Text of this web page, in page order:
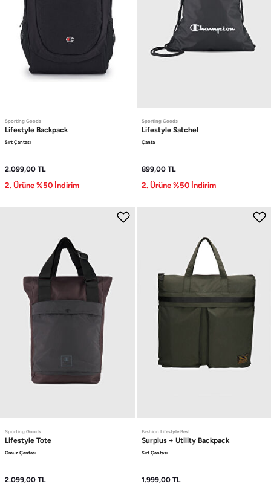
Sporting Goods
Lifestyle Backpack
Sırt Çantası
2.099,00 TL
2. Ürüne %50 İndirim
Sporting Goods
Lifestyle Satchel
Çanta
899,00 TL
2. Ürüne %50 İndirim
Sporting Goods
Lifestyle Tote
Omuz Çantası
2.099,00 TL
Fashion Lifestyle Best
Surplus + Utility Backpack
Sırt Çantası
1.999,00 TL